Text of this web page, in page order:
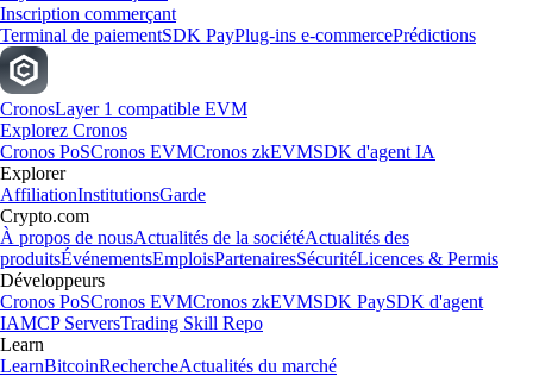
Inscription commerçant
Terminal de paiementSDK PayPlug-ins e-commercePrédictions
CronosLayer 1 compatible EVM
Explorez Cronos
Cronos PoSCronos EVMCronos zkEVMSDK d'agent IA
Explorer
AffiliationInstitutionsGarde
Crypto.com
À propos de nousActualités de la sociétéActualités des
produitsÉvénementsEmploisPartenairesSécuritéLicences & Permis
Développeurs
Cronos PoSCronos EVMCronos zkEVMSDK PaySDK d'agent
IAMCP ServersTrading Skill Repo
Learn
LearnBitcoinRechercheActualités du marché